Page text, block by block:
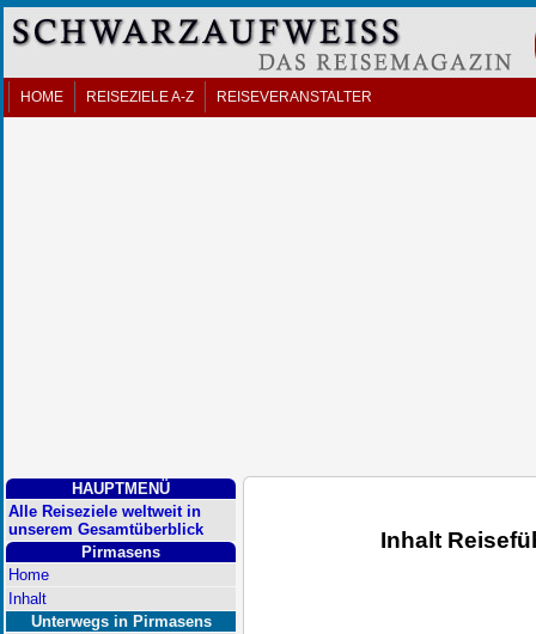
HOME REISEZIELE A-Z REISEVERANSTALTER
HAUPTMENÜ
Alle Reiseziele weltweit in
unserem Gesamtüberblick
Pirmasens
Home
Inhalt
Unterwegs in Pirmasens
Inhalt